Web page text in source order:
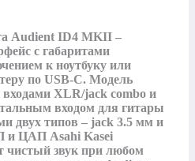
Audient ID4 MKII –
с габаритами
к ноутбуку или
по USB-C. Модель
XLR/jack combo и
входом для гитары
двух типов – jack 3.5 мм и
и ЦАП Asahi Kasei
чистый звук при любом